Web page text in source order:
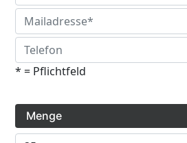
* = Pflichtfeld
Menge